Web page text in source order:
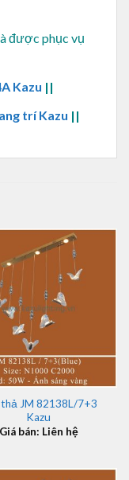
được phục vụ
Kazu ||
trí Kazu ||
JM 82138L/7+3
Kazu
Giá bán: Liên hệ